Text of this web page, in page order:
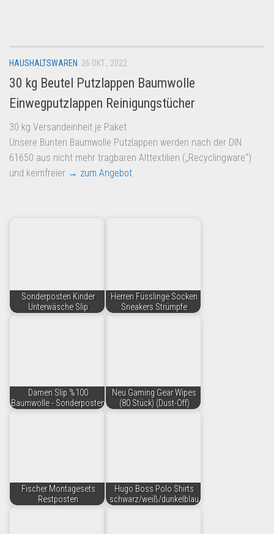
Amazon
Aldi
Lidl
Kostenlos verkaufen
Anmelden
Kostenlos Registrieren
HAUSHALTSWAREN 26 OKT., 2022
30 kg Beutel Putzlappen Baumwolle
Einwegputzlappen Reinigungstücher
30 kg Versandeinheit je Paket
Unsere Bunten Baumwolle Putzlappen werden nach der DIN
61650 aus nicht mehr tragbaren Alttextilien („Recyclingware“)
und keimfreier → zum Angebot
Sonderposten Kinder
Unterwäsche Slip
Herren Füsslinge Socken
Sneakers Strümpfe
Damen Slip %100
Baumwolle - Sonderposten
Neu Gaming Gear Wipes
(80 Stück) (Dust-Off)
Fischer Montagesets
Restposten
Hugo Boss Polo Shirts
schwarz/weiß/dunkelblau